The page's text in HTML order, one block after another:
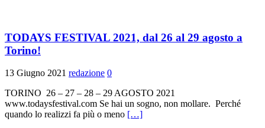
TODAYS FESTIVAL 2021, dal 26 al 29 agosto a
Torino!
13 Giugno 2021 redazione 0
TORINO 26 – 27 – 28 – 29 AGOSTO 2021
www.todaysfestival.com Se hai un sogno, non mollare. Perché
quando lo realizzi fa più o meno […]